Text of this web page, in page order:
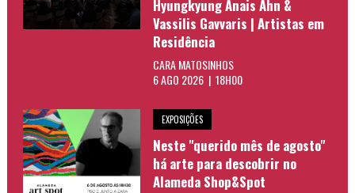
Hyungkyung Anais Ahn &
Vassilis Gavvaris | Artistas em
Residência
CARA MATOSINHOS
6 AGO 2026 | 18H00
EXPOSIÇÕES
Neste "querido mês de agosto"
há arte para descobrir no
Alameda Shop&Spot